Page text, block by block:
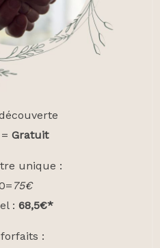
Gratuit
unique :
75€
: 68,5€*
: